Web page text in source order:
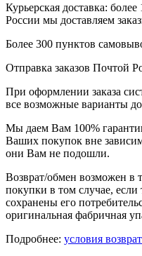
Курьерская доставка:
России мы доставляем
Более 300 пунктов
Отправка заказов Почтой
При оформлении заказа
все возможные варианты
Мы даем Вам 100%
Ваших покупок вне
они Вам не подошли.
Возврат/обмен возможен в
покупки в том случае,
сохранены его
оригинальная фабричная
Подробнее: условия